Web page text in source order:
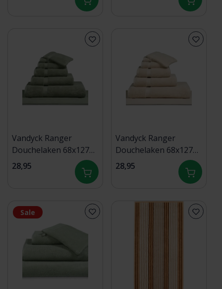
Vandyck Ranger
Douchelaken 68x127
smoke green
28,95
Vandyck Ranger
Douchelaken 68x127
desert
28,95
Sale